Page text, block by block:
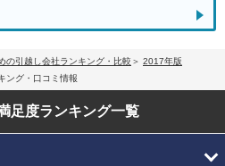
の引越し会社ランキング・比較
2017年版
ング・口コミ情報
足度ランキング一覧